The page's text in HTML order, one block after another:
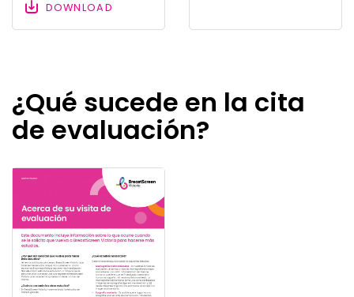
DOWNLOAD
¿Qué sucede en la cita
de evaluación?